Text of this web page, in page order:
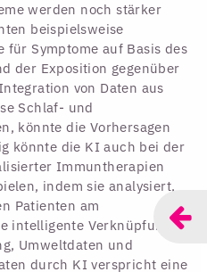
werden noch stärker
beispielsweise
Symptome auf Basis des
der Exposition gegenüber
von Daten aus
Schlaf- und
könnte die Vorhersagen
könnte die KI auch bei der
Immuntherapien
indem sie analysiert,
Patienten am
intelligente Verknüpfung
Umweltdaten und
durch KI verspricht eine